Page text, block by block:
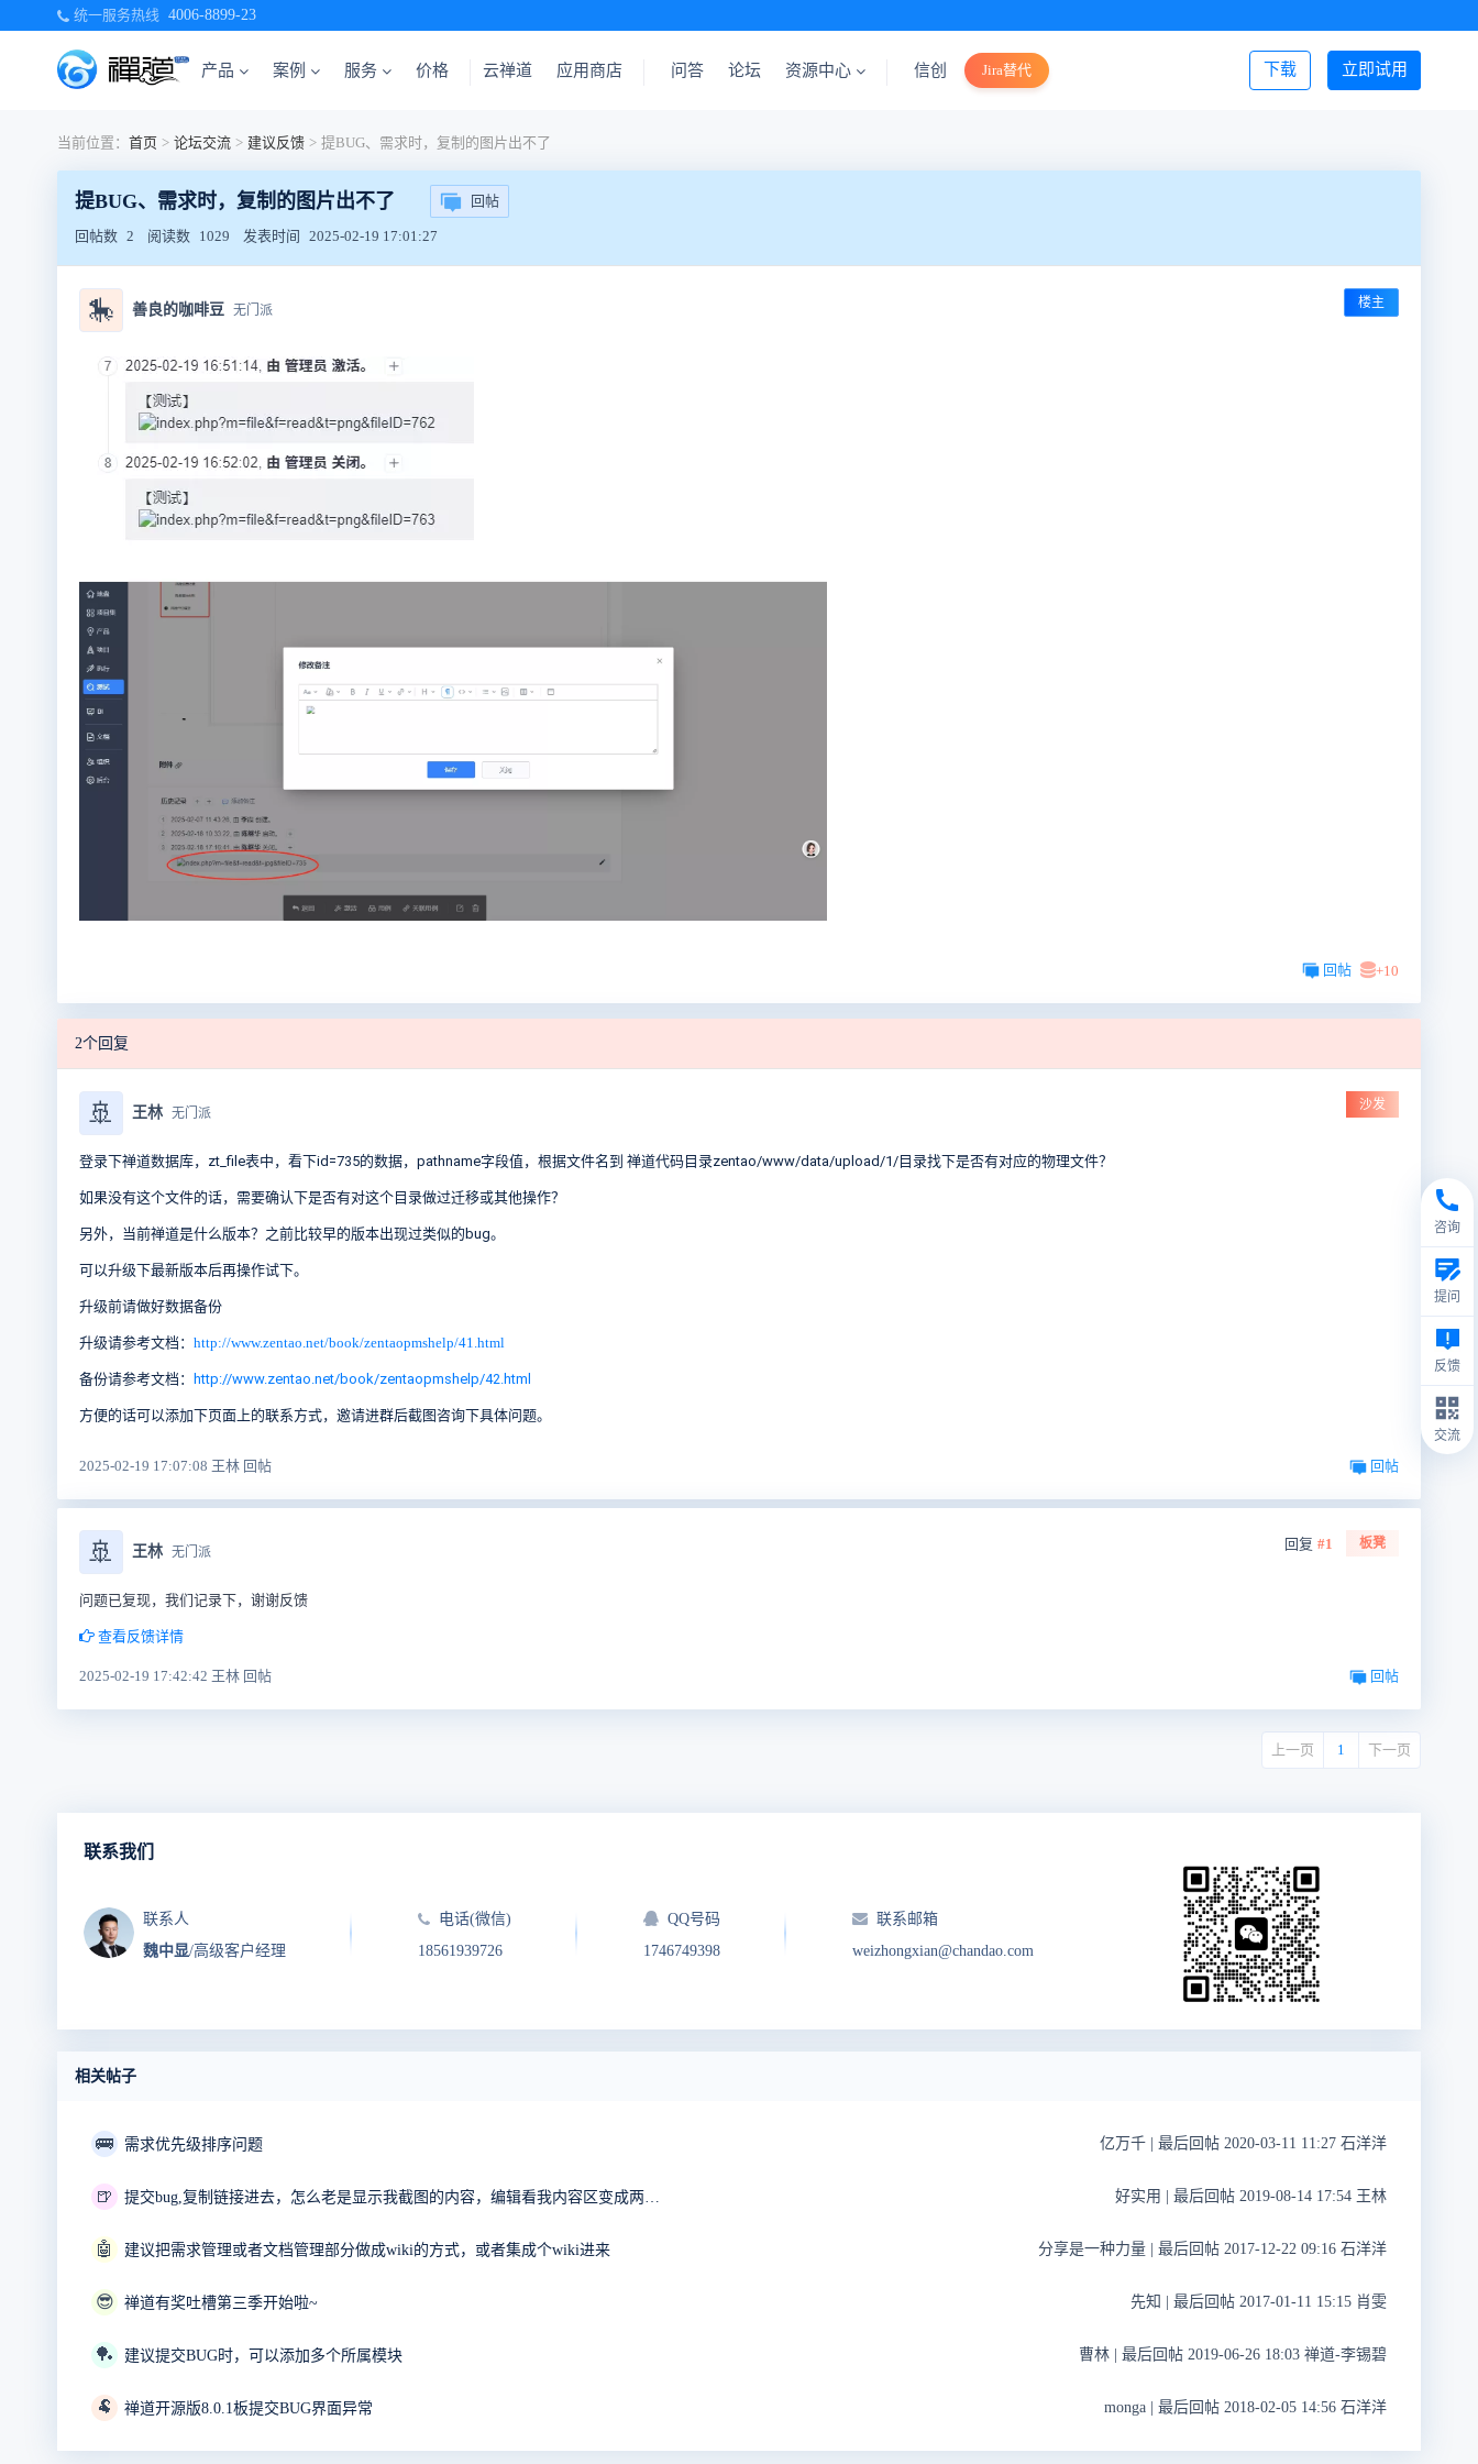
统一服务热线 4006-8899-23
产品 案例 服务 价格 立即试用
下载
云禅道 应用商店 问答 论坛 资源中心 信创 Jira替代 登录/注册
当前位置： 首页 > 论坛交流 > 建议反馈 > 提BUG、需求时，复制的图片出不了
提BUG、需求时，复制的图片出不了 回帖
回帖数 2 阅读数 1029 发表时间 2025-02-19 17:01:27
🎠 善良的咖啡豆 无门派 楼主
回帖 +10
2个回复
🚢 王林 无门派
沙发
登录下禅道数据库，zt_file表中，看下id=735的数据，pathname字段值，根据文件名到 禅道代码目录zentao/www/data/upload/1/目录找下是否有对应的物理文件？
如果没有这个文件的话，需要确认下是否有对这个目录做过迁移或其他操作？
另外，当前禅道是什么版本？之前比较早的版本出现过类似的bug。
可以升级下最新版本后再操作试下。
升级前请做好数据备份
升级请参考文档： http://www.zentao.net/book/zentaopmshelp/41.html
备份请参考文档： http://www.zentao.net/book/zentaopmshelp/42.html
方便的话可以添加下页面上的联系方式，邀请进群后截图咨询下具体问题。
2025-02-19 17:07:08 王林 回帖 回帖
🚢 王林 无门派
板凳
回复 #1
问题已复现，我们记录下，谢谢反馈
查看反馈详情
2025-02-19 17:42:42 王林 回帖 回帖
上一页 1 下一页
联系我们
联系人
魏中显/高级客户经理
电话(微信)
18561939726
QQ号码
1746749398
联系邮箱
weizhongxian@chandao.com
相关帖子
🚌 需求优先级排序问题 亿万千 最后回帖 2020-03-11 11:27 石洋洋
🍺 提交bug,复制链接进去，怎么老是显示我截图的内容，编辑看我内容区变成两条重复的链接，我明明只复制了一条链接，删掉重复的链接点击保存，反而显示三张截图，有毒 好实用 最后回帖 2019-08-14 17:54 王林
🤖 建议把需求管理或者文档管理部分做成wiki的方式，或者集成个wiki进来 分享是一种力量 最后回帖 2017-12-22 09:16 石洋洋
😎 禅道有奖吐槽第三季开始啦~ 先知 最后回帖 2017-01-11 15:15 肖雯
🏓 建议提交BUG时，可以添加多个所属模块 曹林 最后回帖 2019-06-26 18:03 禅道-李锡碧
🐏 禅道开源版8.0.1板提交BUG界面异常 monga 最后回帖 2018-02-05 14:56 石洋洋
咨询
提问
反馈
交流